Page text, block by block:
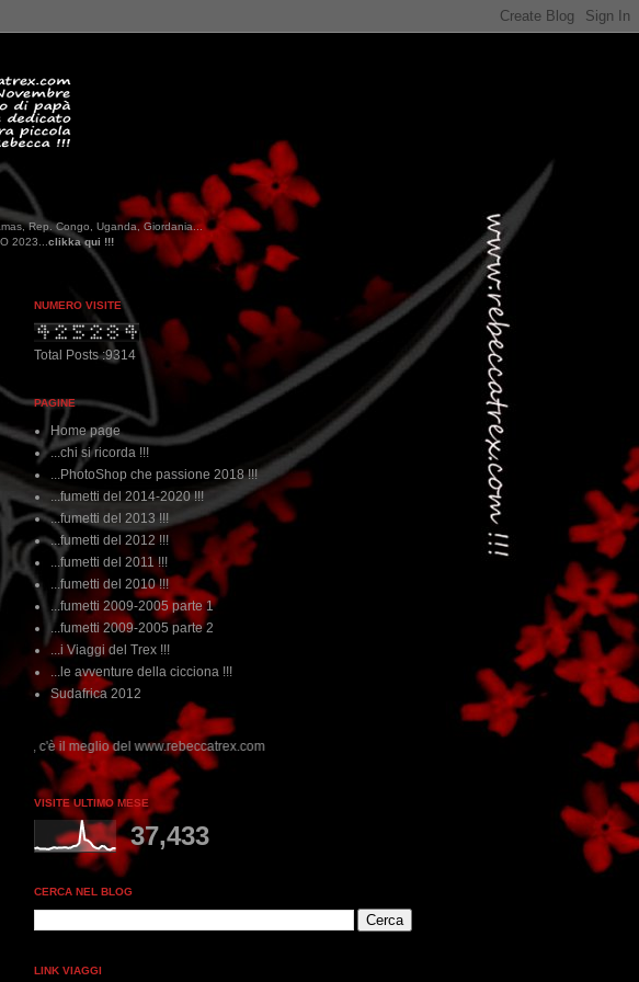
Rep. Congo, Uganda, Giordania...
NUMERO VISITE
Total Posts :9314
PAGINE
Home page
...chi si ricorda !!!
...PhotoShop che passione 2018 !!!
...fumetti del 2014-2020 !!!
...fumetti del 2013 !!!
...fumetti del 2012 !!!
...fumetti del 2011 !!!
...fumetti del 2010 !!!
...fumetti 2009-2005 parte 1
...fumetti 2009-2005 parte 2
...i Viaggi del Trex !!!
...le avventure della cicciona !!!
Sudafrica 2012
VISITE ULTIMO MESE
37,433
CERCA NEL BLOG
LINK VIAGGI